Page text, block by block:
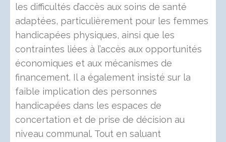
les difficultés d’accès aux soins de santé
adaptées, particulièrement pour les femmes
handicapées physiques, ainsi que les
contraintes liées à l’accès aux opportunités
économiques et aux mécanismes de
financement. Il a également insisté sur la
faible implication des personnes
handicapées dans les espaces de
concertation et de prise de décision au
niveau communal. Tout en saluant